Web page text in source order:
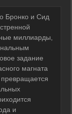
Бронко и Сид
миллиарды,
задание
магната
и